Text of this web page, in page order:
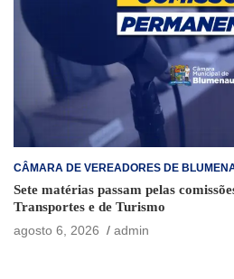
CÂMARA DE VEREADORES DE
Sete matérias passam pelas
Transportes e de Turismo
agosto 6, 2026
admin